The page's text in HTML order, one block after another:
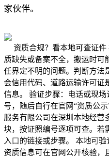
家伙伴。
资质合规？看本地可查证
质缺失或备案不全，搬运时可
任界定不明的问题。判断方法
会信用代码、道路运输许可证
信息。 验证步骤：电话或现
号，随后自行在官网“资质公
服务有限公司在深圳本地经营
块，按证照编号逐项可查。若
入口的链接或步骤。 本地可验
资质信息可在官网公开核验，